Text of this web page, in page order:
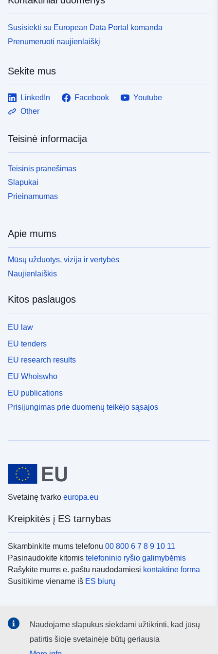
Susisiekti su European Data Portal komanda
Prenumeruoti naujienlaiškį
Sekite mus
LinkedIn Facebook
Youtube
Other
Teisinė informacija
Teisinis pranešimas
Slapukai
Prieinamumas
Apie mums
Mūsų užduotys, vizija ir vertybės
Naujienlaiškis
Kitos paslaugos
EU law
EU tenders
EU research results
EU Whoiswho
EU publications
Prisijungimas prie duomenų teikėjo sąsajos
Svetainę tvarko europa.eu
Kreipkitės į ES tarnybas
Skambinkite mums telefonu 00 800 6 7 8 9 10 11
Pasinaudokite kitomis telefoninio ryšio galimybėmis
Rašykite mums e. paštu naudodamiesi kontaktine forma
Susitikime viename iš ES biurų
socialinių tinklų kanalai
Naudojame slapukus siekdami užtikrinti, kad jūsų
patirtis šioje svetainėje būtų geriausia